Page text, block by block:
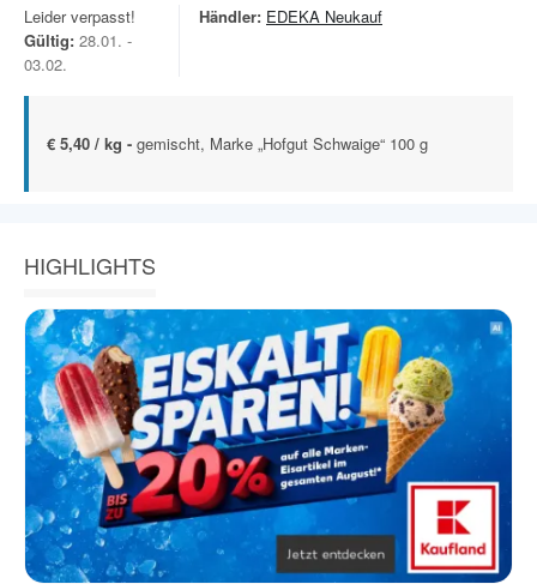
Leider verpasst!
Gültig: 28.01. -
03.02.
Händler: EDEKA Neukauf
€ 5,40 / kg - gemischt, Marke „Hofgut Schwaige“ 100 g
HIGHLIGHTS